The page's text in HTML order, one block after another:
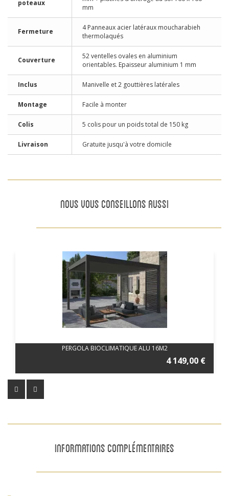
poteaux
mm
Fermeture
4 Panneaux acier latéraux moucharabieh
thermolaqués
Couverture
52 ventelles ovales en aluminium
orientables. Epaisseur aluminium 1 mm
Inclus Manivelle et 2 gouttières latérales
Montage Facile à monter
Colis 5 colis pour un poids total de 150 kg
Livraison Gratuite jusqu'à votre domicile
NOUS VOUS CONSEILLONS AUSSI
PERGOLA BIOCLIMATIQUE ALU 16M2
4 149,00 €
INFORMATIONS COMPLÉMENTAIRES